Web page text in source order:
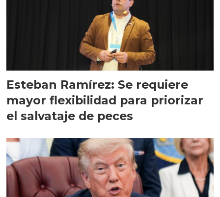
Esteban Ramírez: Se requiere
mayor flexibilidad para priorizar
el salvataje de peces